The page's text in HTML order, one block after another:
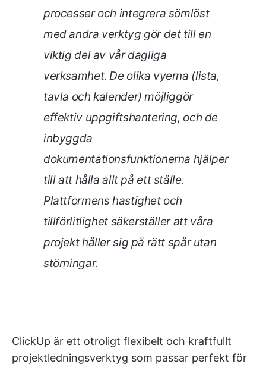
processer och integrera sömlöst
med andra verktyg gör det till en
viktig del av vår dagliga
verksamhet. De olika vyerna (lista,
tavla och kalender) möjliggör
effektiv uppgiftshantering, och de
inbyggda
dokumentationsfunktionerna hjälper
till att hålla allt på ett ställe.
Plattformens hastighet och
tillförlitlighet säkerställer att våra
projekt håller sig på rätt spår utan
störningar.
ClickUp är ett otroligt flexibelt och kraftfullt
projektledningsverktyg som passar perfekt för